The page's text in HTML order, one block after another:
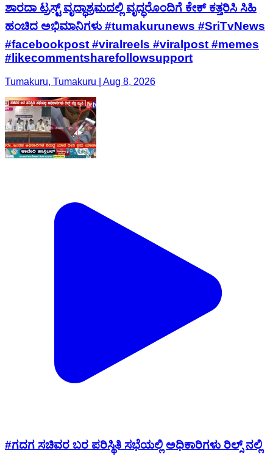
ಶಾರದಾ ಟ್ರಸ್ಟ್ ವೃದ್ಧಾಶ್ರಮದಲ್ಲಿ ವೃದ್ಧರೊಂದಿಗೆ ಕೇಕ್ ಕತ್ತರಿಸಿ ಸಿಹಿ
ಹಂಚಿದ ಅಭಿಮಾನಿಗಳು #tumakurunews #SriTvNews
#facebookpost #viralreels #viralpost #memes
#likecommentsharefollowsupport
Tumakuru, Tumakuru | Aug 8, 2026
#ಗದಗ ಸಚಿವರ ಬರ ಪರಿಸ್ಥಿತಿ ಸಭೆಯಲ್ಲಿ ಅಧಿಕಾರಿಗಳು ರಿಲ್ಸ್ ನಲ್ಲಿ